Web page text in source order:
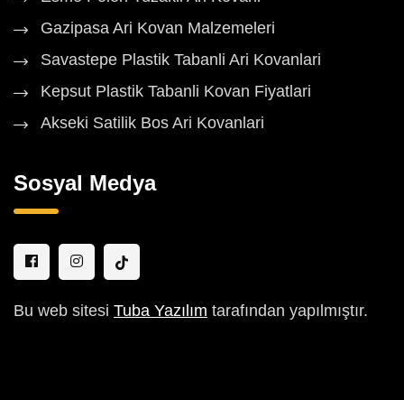
Gazipasa Ari Kovan Malzemeleri
Savastepe Plastik Tabanli Ari Kovanlari
Kepsut Plastik Tabanli Kovan Fiyatlari
Akseki Satilik Bos Ari Kovanlari
Sosyal Medya
Bu web sitesi Tuba Yazılım tarafından yapılmıştır.